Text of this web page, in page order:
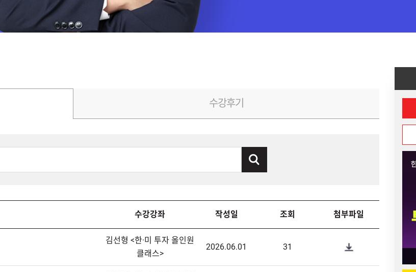
수강후기
수강강좌 작성일 조회 첨부파일
김선형<한·미투자올인원
클래스>
2026.06.01 31